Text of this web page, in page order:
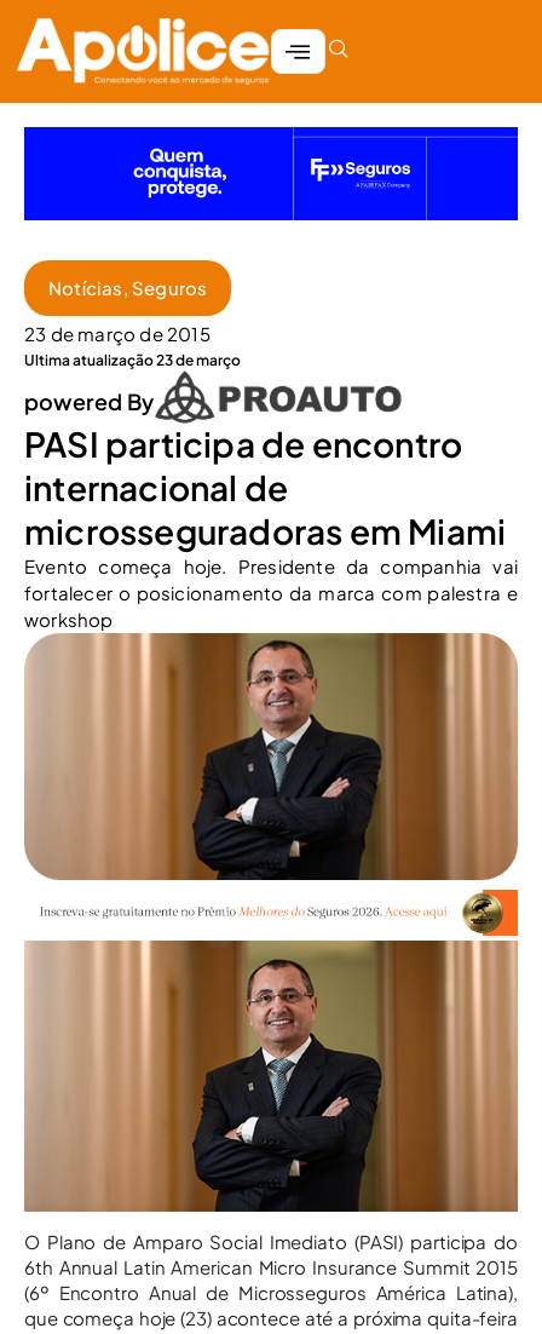
Notícias, Seguros
23 de março de 2015
Ultima atualização 23 de março
powered By
PASI participa de encontro
internacional de
microsseguradoras em Miami
Evento começa hoje. Presidente da companhia vai
fortalecer o posicionamento da marca com palestra e
workshop
O Plano de Amparo Social Imediato (PASI) participa do
6th Annual Latin American Micro Insurance Summit 2015
(6º Encontro Anual de Microsseguros América Latina),
que começa hoje (23) acontece até a próxima quita-feira